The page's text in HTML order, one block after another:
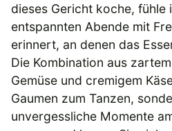
dieses Gericht koche, fühle
entspannten Abende mit
erinnert, an denen das
Die Kombination aus
Gemüse und cremigem
Gaumen zum Tanzen,
unvergessliche Momente